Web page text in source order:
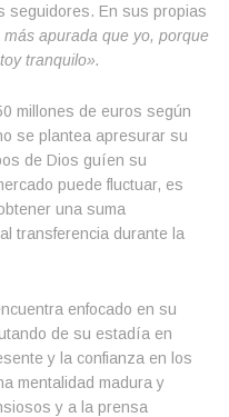
seguidores. En sus propias
apurada que yo, porque
tranquilo».
millones de euros según
se plantea apresurar su
de Dios guíen su
puede fluctuar, es
una suma
transferencia durante la
enfocado en su
de su estadía en
y la confianza en los
mentalidad madura y
y a la prensa